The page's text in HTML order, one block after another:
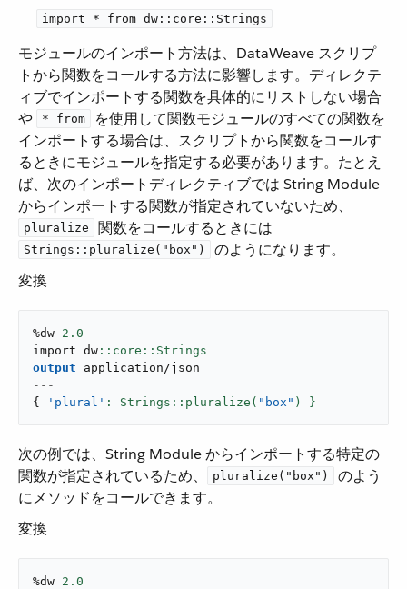
import * from dw::core::Strings
モジュールのインポート方法は、DataWeave スクリプ
トから関数をコールする方法に影響します。ディレクテ
ィブでインポートする関数を具体的にリストしない場合
や ​
* from
​ を使用して関数モジュールのすべての関数を
インポートする場合は、スクリプトから関数をコールす
るときにモジュールを指定する必要があります。たとえ
ば、次のインポートディレクティブでは String Module
からインポートする関数が指定されていないため、​
pluralize ​ 関数をコールするときには ​
Strings::pluralize("box")
​ のようになります。
変換
%dw 2.0
import dw
output
application/json
---
{
'plural' : Strings::pluralize( "box" ) }
次の例では、String Module からインポートする特定の
関数が指定されているため、​
pluralize("box")
​ のよう
にメソッドをコールできます。
変換
%dw 2.0